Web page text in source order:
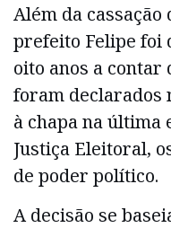
Além da cassação
prefeito Felipe foi
oito anos a contar
foram declarados
à chapa na última
Justiça Eleitoral,
de poder político.
A decisão se